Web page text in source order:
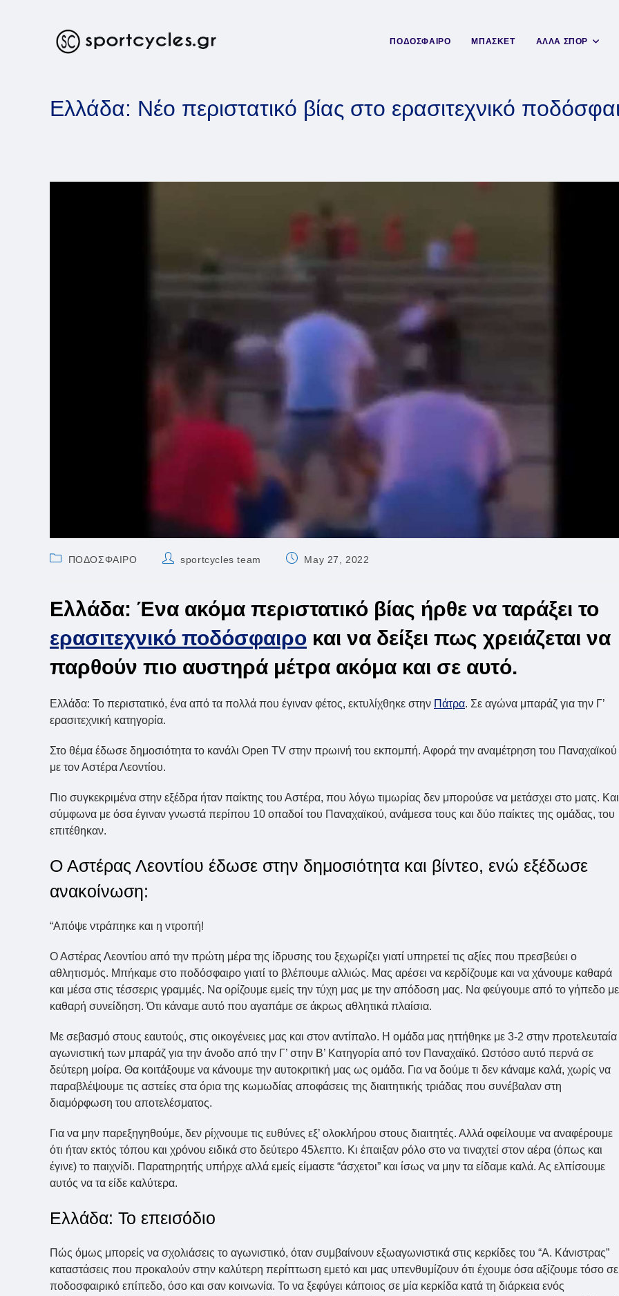
ΠΟΔΟΣΦΑΙΡΟ ΜΠΑΣΚΕΤ ΑΛΛΑ ΣΠΟΡ
Ελλάδα: Νέο περιστατικό βίας στο ερασιτεχνικό
PostΠΟΔΟΣΦΑΙΡΟ
Postsportcycles team
PostMay 27, 2022
Ελλάδα: Ένα ακόμα περιστατικό βίας ήρθε να ταράξει το
ερασιτεχνικό ποδόσφαιρο και να δείξει πως χρειάζεται να
παρθούν πιο αυστηρά μέτρα ακόμα και σε αυτό.
Ελλάδα: Το περιστατικό, ένα από τα πολλά που έγιναν φέτος, εκτυλίχθηκε στην Πάτρα. Σε αγώνα μπαράζ για την Γ’
ερασιτεχνική κατηγορία.
Στο θέμα έδωσε δημοσιότητα το κανάλι Open TV στην πρωινή του εκπομπή. Αφορά την αναμέτρηση του Παναχαϊκού
με τον Αστέρα Λεοντίου.
Πιο συγκεκριμένα στην εξέδρα ήταν παίκτης του Αστέρα, που λόγω τιμωρίας δεν μπορούσε να μετάσχει στο ματς. Και
σύμφωνα με όσα έγιναν γνωστά περίπου 10 οπαδοί του Παναχαϊκού, ανάμεσα τους και δύο παίκτες της ομάδας, του
επιτέθηκαν.
Ο Αστέρας Λεοντίου έδωσε στην δημοσιότητα και βίντεο, ενώ εξέδωσε
ανακοίνωση:
“Απόψε ντράπηκε και η ντροπή!
Ο Αστέρας Λεοντίου από την πρώτη μέρα της ίδρυσης του ξεχωρίζει γιατί υπηρετεί τις αξίες που πρεσβεύει ο
αθλητισμός. Μπήκαμε στο ποδόσφαιρο γιατί το βλέπουμε αλλιώς. Μας αρέσει να κερδίζουμε και να χάνουμε καθαρά
και μέσα στις τέσσερις γραμμές. Να ορίζουμε εμείς την τύχη μας με την απόδοση μας. Να φεύγουμε από το γήπεδο με
καθαρή συνείδηση. Ότι κάναμε αυτό που αγαπάμε σε άκρως αθλητικά πλαίσια.
Με σεβασμό στους εαυτούς, στις οικογένειες μας και στον αντίπαλο. Η ομάδα μας ηττήθηκε με 3-2 στην προτελευταία
αγωνιστική των μπαράζ για την άνοδο από την Γ’ στην Β’ Κατηγορία από τον Παναχαϊκό. Ωστόσο αυτό περνά σε
δεύτερη μοίρα. Θα κοιτάξουμε να κάνουμε την αυτοκριτική μας ως ομάδα. Για να δούμε τι δεν κάναμε καλά, χωρίς να
παραβλέψουμε τις αστείες στα όρια της κωμωδίας αποφάσεις της διαιτητικής τριάδας που συνέβαλαν στη
διαμόρφωση του αποτελέσματος.
Για να μην παρεξηγηθούμε, δεν ρίχνουμε τις ευθύνες εξ’ ολοκλήρου στους διαιτητές. Αλλά οφείλουμε να αναφέρουμε
ότι ήταν εκτός τόπου και χρόνου ειδικά στο δεύτερο 45λεπτο. Κι έπαιξαν ρόλο στο να τιναχτεί στον αέρα (όπως και
έγινε) το παιχνίδι. Παρατηρητής υπήρχε αλλά εμείς είμαστε “άσχετοι” και ίσως να μην τα είδαμε καλά. Ας ελπίσουμε
αυτός να τα είδε καλύτερα.
Ελλάδα: Το επεισόδιο
Πώς όμως μπορείς να σχολιάσεις το αγωνιστικό, όταν συμβαίνουν εξωαγωνιστικά στις κερκίδες του “Α. Κάνιστρας”
καταστάσεις που προκαλούν στην καλύτερη περίπτωση εμετό και μας υπενθυμίζουν ότι έχουμε όσα αξίζουμε τόσο σε
ποδοσφαιρικό επίπεδο, όσο και σαν κοινωνία. Το να ξεφύγει κάποιος σε μία κερκίδα κατά τη διάρκεια ενός